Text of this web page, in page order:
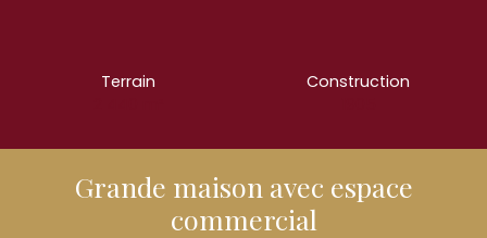
Terrain
Construction
Grande maison avec espace
commercial